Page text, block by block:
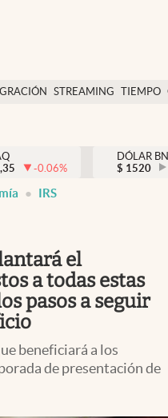
STREAMING TIEMPO
México
-0.06%
DÓLAR
$ 1520
IRS
el
a todas estas
pasos a seguir
beneficiará a los
de presentación de